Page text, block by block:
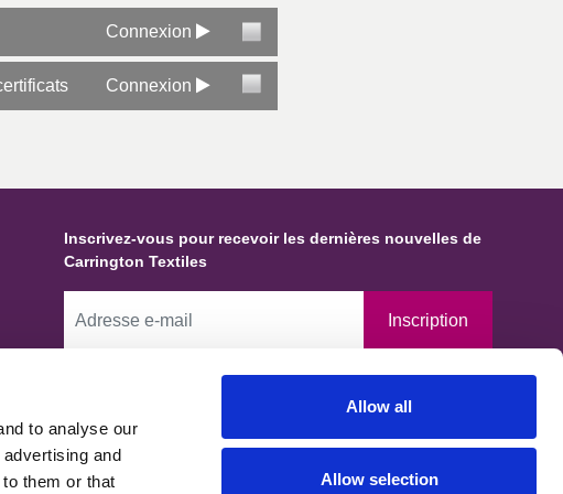
to analyse our
and
them or that
Allow all
Allow selection
spécifiquesConnexion
Connexion
Inscrivez-vous pour recevoir les dernières nouvelles de
Carrington Textiles
Inscription
En cochant cette case, vous autorisez Carrington Textiles à
conserver des données et des informations vous concernant et à les
utiliser conformément à notre Politique de confidentialité, établie en
accord avec les exigences du Bureau du commissaire à l'information.
Vous pouvez demander que vos données soient modifiées, mises à